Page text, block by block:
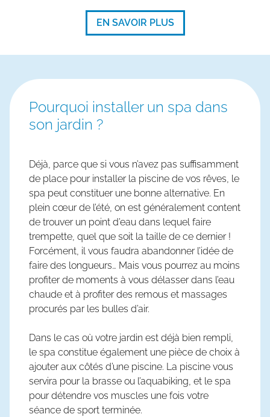
EN SAVOIR PLUS
Pourquoi installer un spa dans
son jardin ?
Déjà, parce que si vous n’avez pas suffisamment
de place pour installer la piscine de vos rêves, le
spa peut constituer une bonne alternative. En
plein cœur de l’été, on est généralement content
de trouver un point d’eau dans lequel faire
trempette, quel que soit la taille de ce dernier !
Forcément, il vous faudra abandonner l’idée de
faire des longueurs… Mais vous pourrez au moins
profiter de moments à vous délasser dans l’eau
chaude et à profiter des remous et massages
procurés par les bulles d’air.
Dans le cas où votre jardin est déjà bien rempli,
le spa constitue également une pièce de choix à
ajouter aux côtés d’une piscine. La piscine vous
servira pour la brasse ou l’aquabiking, et le spa
pour détendre vos muscles une fois votre
séance de sport terminée.